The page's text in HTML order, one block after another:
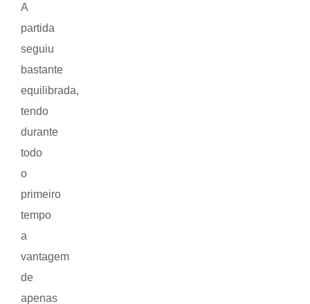
A
partida
seguiu
bastante
equilibrada,
tendo
durante
todo
o
primeiro
tempo
a
vantagem
de
apenas